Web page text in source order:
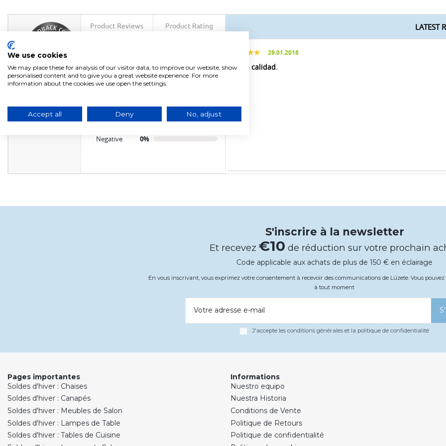
EXCELLENT
BOMBILLA LED G9 5W
6500K
Product Reviews Product Rating
product
experience
Positive
100%
Negative
0%
LATEST
29.01.2018
Buena calidad.
S'inscrire à la newsletter
Et recevez€10 de réduction sur votre prochain
Code applicable aux achats de plus de 150 € en éclairage
En vous inscrivant, vous exprimez votre consentement à recevoir des communications de Lúzete. Vous
à tout moment
Votre adresse e-mail
J'accepte les conditions générales et la politique de confidentialité
Pages importantes
Soldes d'hiver : Chaises
Soldes d'hiver : Canapés
Soldes d'hiver : Meubles de Salon
Soldes d'hiver : Lampes de Table
Soldes d'hiver : Tables de Cuisine
Informations
Nuestro equipo
Nuestra Historia
Conditions de Vente
Politique de Retours
Politique de confidentialité
We use cookies
We may place these for analysis of our visitor data, to improve our website, show
personalised content and to give you a great website experience. For more
information about the cookies we use open the settings.
Accept all Deny No, adjust